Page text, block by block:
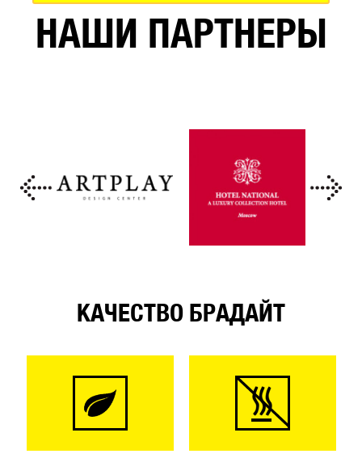
НАШИ ПАРТНЕРЫ
КАЧЕСТВО БРАДАЙТ